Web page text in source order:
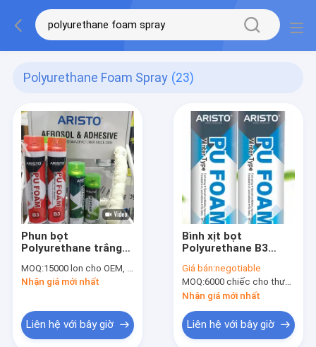
Polyurethane Foam Spray (23)
Phun bọt
Polyurethane trắng
25-30kg / M3
MOQ:15000 lon cho OEM, 6000 lon cho thương hiệu Aristo
Nhận giá mới nhất
Liên hệ với bây giờ
Bình xịt bọt
Polyurethane B3
nhiệt độ thấp
Giá bán:negotiable
MOQ:6000 chiếc cho thương hiệu Aristo, 15000 chiếc cho thương hiệu khách hàng
Nhận giá mới nhất
Liên hệ với bây giờ